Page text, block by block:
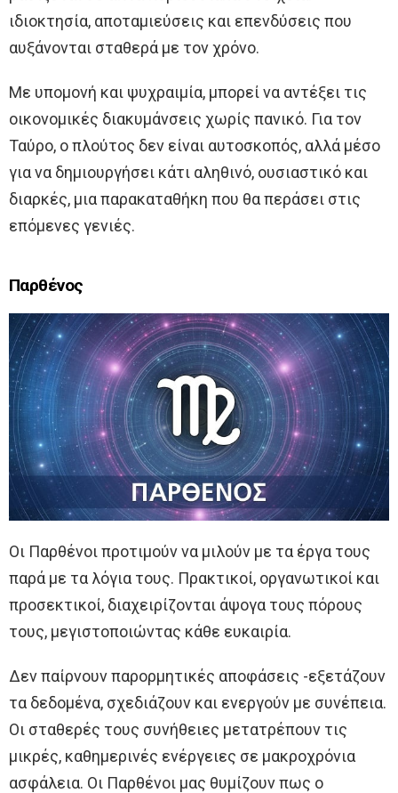
ιδιοκτησία, αποταμιεύσεις και επενδύσεις που
αυξάνονται σταθερά με τον χρόνο.
Με υπομονή και ψυχραιμία, μπορεί να αντέξει τις
οικονομικές διακυμάνσεις χωρίς πανικό. Για τον
Ταύρο, ο πλούτος δεν είναι αυτοσκοπός, αλλά μέσο
για να δημιουργήσει κάτι αληθινό, ουσιαστικό και
διαρκές, μια παρακαταθήκη που θα περάσει στις
επόμενες γενιές.
Παρθένος
Οι Παρθένοι προτιμούν να μιλούν με τα έργα τους
παρά με τα λόγια τους. Πρακτικοί, οργανωτικοί και
προσεκτικοί, διαχειρίζονται άψογα τους πόρους
τους, μεγιστοποιώντας κάθε ευκαιρία.
Δεν παίρνουν παρορμητικές αποφάσεις -εξετάζουν
τα δεδομένα, σχεδιάζουν και ενεργούν με συνέπεια.
Οι σταθερές τους συνήθειες μετατρέπουν τις
μικρές, καθημερινές ενέργειες σε μακροχρόνια
ασφάλεια. Οι Παρθένοι μας θυμίζουν πως ο